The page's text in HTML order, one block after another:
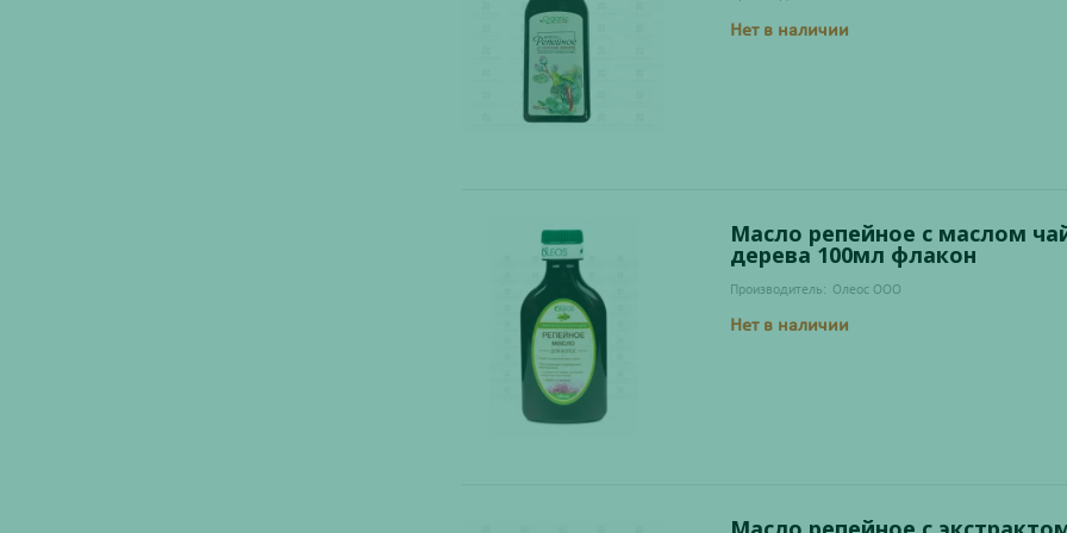
Нет в наличии
Масло репейное с маслом
дерева 100мл флакон
Производитель: Олеос ООО
Нет в наличии